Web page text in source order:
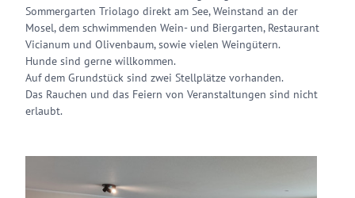
Sommergarten Triolago direkt am See, Weinstand an der
Mosel, dem schwimmenden Wein- und Biergarten, Restaurant
Vicianum und Olivenbaum, sowie vielen Weingütern.
Hunde sind gerne willkommen.
Auf dem Grundstück sind zwei Stellplätze vorhanden.
Das Rauchen und das Feiern von Veranstaltungen sind nicht
erlaubt.